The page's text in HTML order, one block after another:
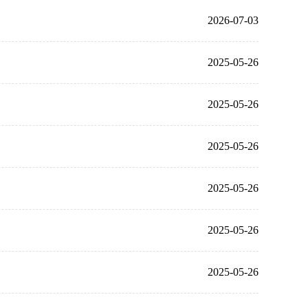
2026-07-03
2025-05-26
2025-05-26
2025-05-26
2025-05-26
2025-05-26
2025-05-26